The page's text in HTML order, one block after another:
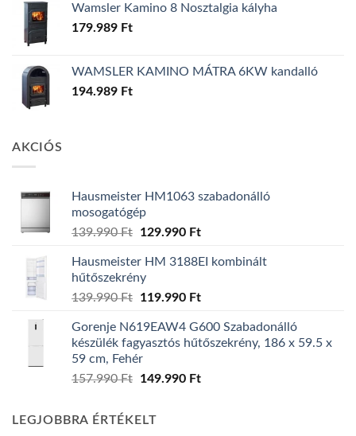
Wamsler Kamino 8 Nosztalgia kályha
179.989 Ft
WAMSLER KAMINO MÁTRA 6KW kandalló
194.989 Ft
AKCIÓS
Hausmeister HM1063 szabadonálló
mosogatógép
139.990Ft
Original
was:
139.990 Ft.
129.990 FtCurrent
is:
Hausmeister HM 3188EI kombinált
hűtőszekrény
139.990Ft
Original
was:
139.990 Ft.
119.990 FtCurrent
is:
119.990 Ft.
Gorenje N619EAW4 G600 Szabadonálló
készülék fagyasztós hűtőszekrény, 186 x 59.5 x
59 cm, Fehér
157.990Ft
Original
157.990 Ft.
149.990 FtCurrent
LEGJOBBRA ÉRTÉKELT